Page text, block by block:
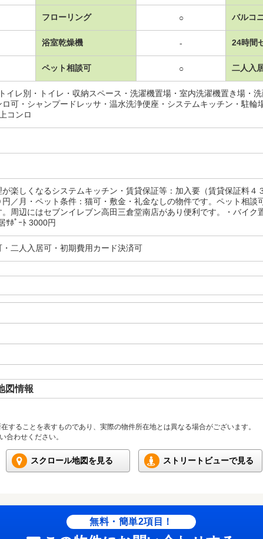
フローリング ○ バルコ
浴室乾燥機 - 24時間
ペット相談可 ○ 二人入
イレ別・トイレ・収納スペース・洗濯機置場・室内洗濯機置き場・
ロ可・シャンプードレッサ・温水洗浄便座・システムキッチン・駐輪
コンロ
楽しくなるシステムキッチン・賃貸保証等：加入要（賃貸保証料４
円／月・ペット条件：猫可・敷金・礼金なしの物件です。ペット相
。周辺にはセブンイレブン高田三倉堂南店があり便利です。・バイ
ｻﾎﾟｰﾄ 3000円
二人入居可・初期費用カード決済可
図情報
することを表すものであり、実際の物件所在地とは異なる場合がございます。
合わせください。
スクロール地図を見る ストリートビューで見る
無料・簡単2項目！